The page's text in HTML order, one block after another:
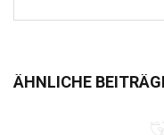
ÄHNLICHE